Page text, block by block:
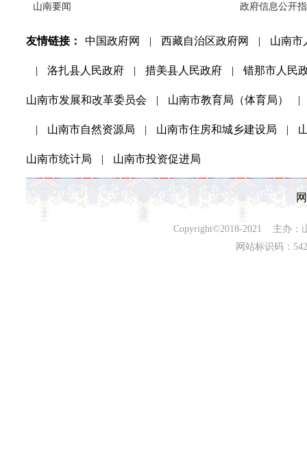
山南要闻 政府信息公开
友情链接： 中国政府网 | 西藏自治区政府网 | 山南市
| 洛扎县人民政府 | 措美县人民政府 | 错那市人民
山南市发展和改革委员会 | 山南市教育局（体育局） |
| 山南市自然资源局 | 山南市住房和城乡建设局 |
山南市统计局 | 山南市投资促进局
Copyright©2018-2021 主办：
网站标识码：